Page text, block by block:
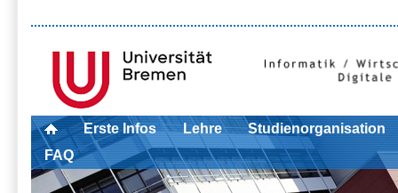
Erste Infos Lehre
Studienorganisation
FAQ